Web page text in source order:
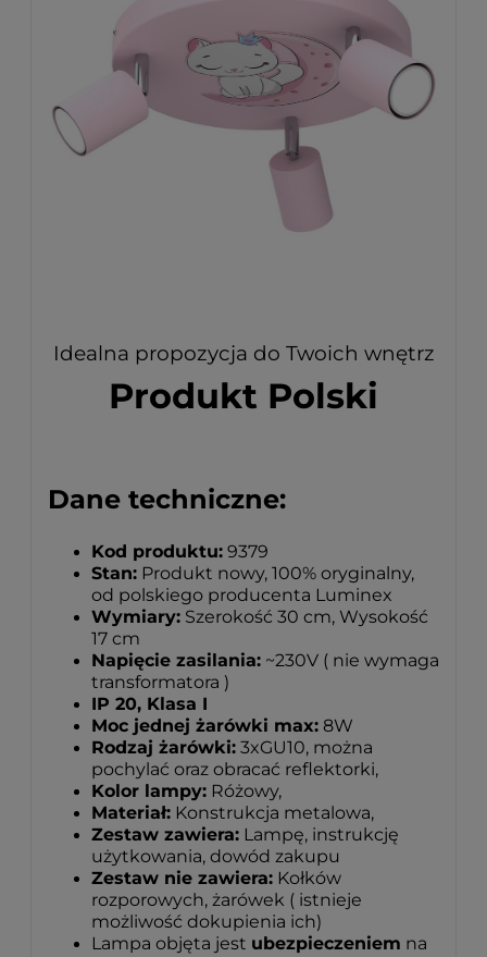
Idealna propozycja do Twoich wnętrz
Produkt Polski
Dane techniczne:
Kod produktu: 9379
Stan: Produkt nowy, 100% oryginalny,
od polskiego producenta Luminex
Wymiary: Szerokość 30 cm, Wysokość
17 cm
Napięcie zasilania: ~230V ( nie wymaga
transformatora )
IP 20, Klasa I
Moc jednej żarówki max: 8W
Rodzaj żarówki: 3xGU10, można
pochylać oraz obracać reflektorki,
Kolor lampy: Różowy,
Materiał: Konstrukcja metalowa,
Zestaw zawiera: Lampę, instrukcję
użytkowania, dowód zakupu
Zestaw nie zawiera: Kołków
rozporowych, żarówek ( istnieje
możliwość dokupienia ich)
Lampa objęta jest ubezpieczeniem na